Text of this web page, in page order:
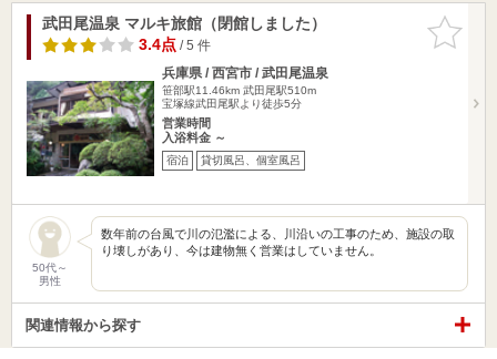
お気に入
りに追加
武田尾温泉 マルキ旅館（閉館しました）
3.4点/ 5 件
兵庫県 / 西宮市 / 武田尾温泉
笹部駅11.46km 武田尾駅510m
宝塚線武田尾駅より徒歩5分
営業時間
入浴料金 ～
宿泊 貸切風呂、個室風呂
50代～
男性
数年前の台風で川の氾濫による、川沿いの工事のため、施設の取
り壊しがあり、今は建物無く営業はしていません。
関連情報から探す